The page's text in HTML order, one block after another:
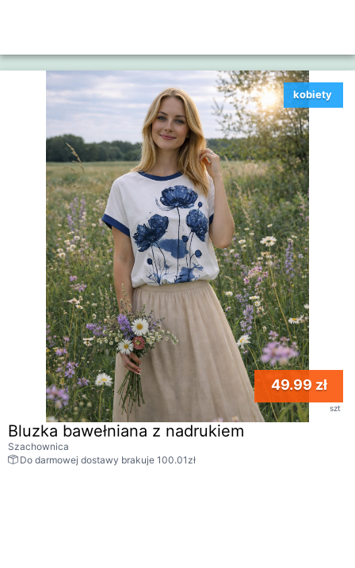
kobiety
49.99 zł
szt
Bluzka bawełniana z nadrukiem
Szachownica
Do darmowej dostawy brakuje 100.01zł